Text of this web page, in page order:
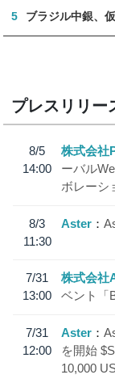
5 ブラジル中銀、
プレスリリー
8/5
14:00
株式会社
ーバル
ボレーシ
8/3
11:30
Aster
7/31
13:00
株式会社
ベント「
7/31
12:00
Aster
を開始
10,000